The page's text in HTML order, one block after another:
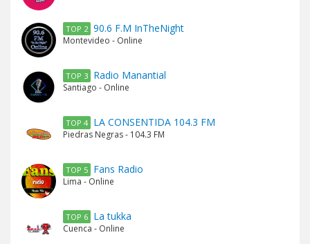
TOP 2 90.6 F.M InTheNight
Montevideo - Online
TOP 3 Radio Manantial
Santiago - Online
TOP 4 LA CONSENTIDA 104.3 FM
Piedras Negras - 104.3 FM
TOP 5 Fans Radio
Lima - Online
TOP 6 La tukka
Cuenca - Online